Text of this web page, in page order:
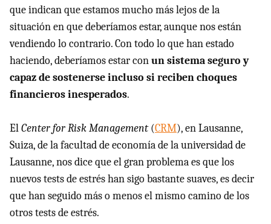
que indican que estamos mucho más lejos de la
situación en que deberíamos estar, aunque nos están
vendiendo lo contrario. Con todo lo que han estado
haciendo, deberíamos estar conun sistema seguro y
capaz de sostenerse incluso si reciben choques
financieros inesperados.
ElCenter for Risk Management(CRM), en Lausanne,
Suiza, de la facultad de economía de la universidad de
Lausanne, nos dice que el gran problema es que los
nuevos tests de estrés han sigo bastante suaves, es decir
que han seguido más o menos el mismo camino de los
otros tests de estrés.